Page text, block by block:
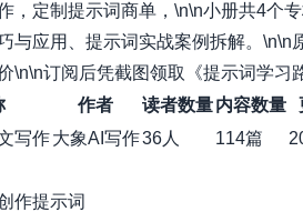
，定制提示词商单，\n\n小册共4个
与应用、提示词实战案例拆解。\n\n
\n\n订阅后凭截图领取《提示词学习
作者 读者数量 内容数量
写作 大象AI写作36人 114篇
作提示词